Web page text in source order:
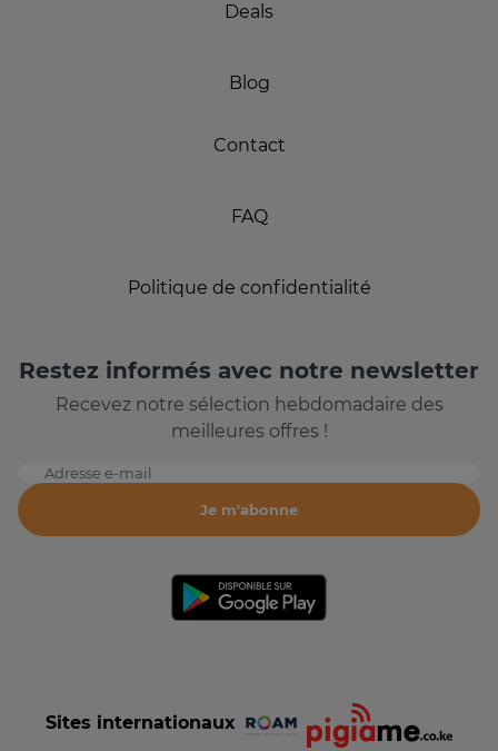
Deals
Blog
Contact
FAQ
Politique de confidentialité
Restez informés avec notre newsletter
Recevez notre sélection hebdomadaire des
meilleures offres !
Adresse e-mail
Je m'abonne
Sites internationaux